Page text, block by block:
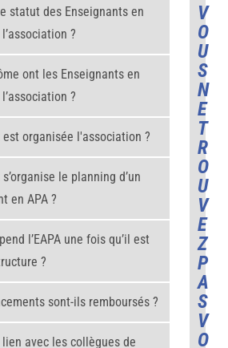
statut des Enseignants en
?
ont les Enseignants en
?
est organisée l'association ?
le planning d’un
en APA ?
l’EAPA une fois qu’il est
?
sont-ils remboursés ?
avec les collègues de
V
O
U
S
N
E
T
R
O
U
V
E
Z
P
A
S
V
O